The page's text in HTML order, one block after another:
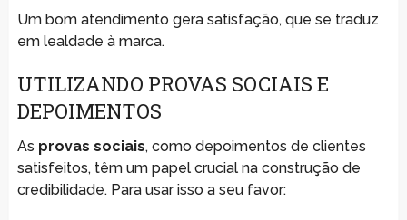
Um bom atendimento gera satisfação, que se traduz
em lealdade à marca.
UTILIZANDO PROVAS SOCIAIS E
DEPOIMENTOS
As provas sociais, como depoimentos de clientes
satisfeitos, têm um papel crucial na construção de
credibilidade. Para usar isso a seu favor: